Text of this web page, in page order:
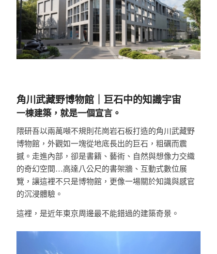
角川武藏野博物館｜巨石中的知識宇宙
一棟建築，就是一個宣言。
隈研吾以兩萬噸不規則花崗岩石板打造的角川武藏野
博物館，外觀如一塊從地底長出的巨石，粗礪而震
撼。走進內部，卻是書籍、藝術、自然與想像力交織
的奇幻空間…高達八公尺的書架牆、互動式數位展
覽，讓這裡不只是博物館，更像一場關於知識與感官
的沉浸體驗。
這裡，是近年東京周邊最不能錯過的建築奇景。